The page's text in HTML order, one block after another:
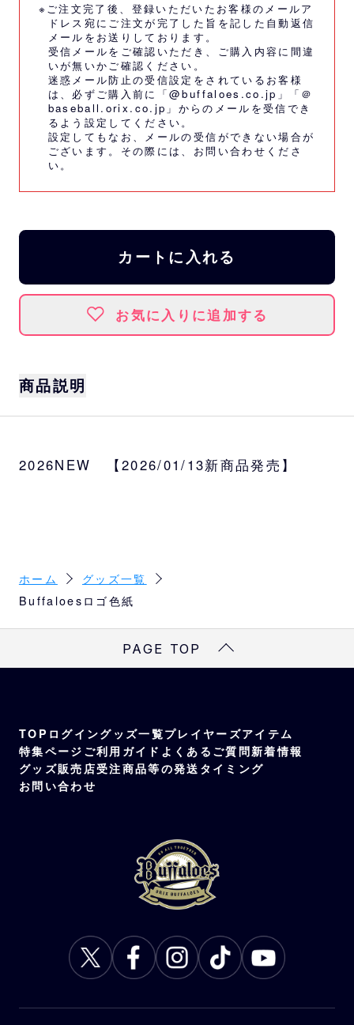
※ご注文完了後、登録いただいたお客様のメールア
ドレス宛にご注文が完了した旨を記した自動返信
メールをお送りしております。
受信メールをご確認いただき、ご購入内容に間違
いが無いかご確認ください。
迷惑メール防止の受信設定をされているお客様
は、必ずご購入前に「@buffaloes.co.jp」「＠
baseball.orix.co.jp」からのメールを受信でき
るよう設定してください。
設定してもなお、メールの受信ができない場合が
ございます。その際には、 お問い合わせくださ
い。
カートに入れる
お気に入りに追加する
商品説明
2026NEW 【2026/01/13新商品発売】
ホーム
グッズ一覧
Buffaloesロゴ色紙
PAGE TOP
TOP ログイングッズ一覧プレイヤーズアイテム
特集ページ ご利用ガイド よくあるご質問新着情報
グッズ販売店受注商品等の発送タイミング
お問い合わせ